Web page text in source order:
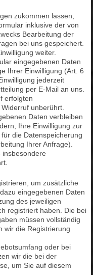
zukommen lassen,
inklusive der von
Bearbeitung der
bei uns gespeichert.
weiter.
eingegebenen Daten
Ihrer Einwilligung (Art. 6
jederzeit
per E-Mail an uns.
erfolgten
unberührt.
Daten verbleiben
Ihre Einwilligung zur
die Datenspeicherung
Ihrer Anfrage).
insbesondere
um zusätzliche
eingegebenen Daten
des jeweiligen
registriert haben. Die bei
müssen vollständig
wir die Registrierung
oder bei
wir die bei der
um Sie auf diesem